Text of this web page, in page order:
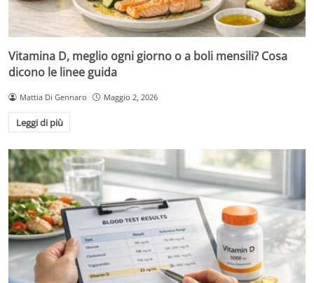
Vitamina D, meglio ogni giorno o a boli mensili? Cosa
dicono le linee guida
Mattia Di Gennaro Maggio 2, 2026
Leggi di più